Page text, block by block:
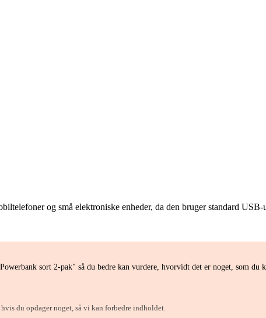
og små elektroniske enheder, da den bruger standard
sort 2-pak" så du bedre kan vurdere, hvorvidt det er noget, som du
hvis du opdager noget, så vi kan forbedre indholdet.